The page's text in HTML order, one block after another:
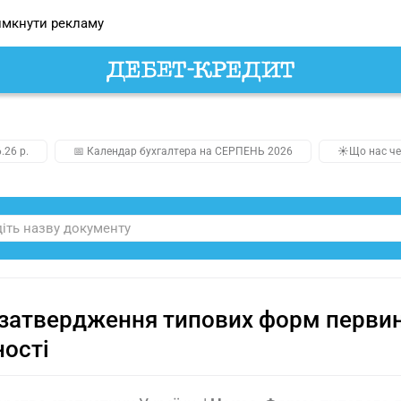
рекламу
р. 📅 Календар бухгалтера на СЕРПЕНЬ 2026 ☀️Що нас
типових форм